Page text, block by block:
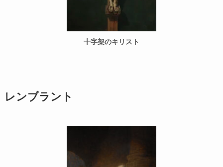
十字架のキリスト
レンブラント